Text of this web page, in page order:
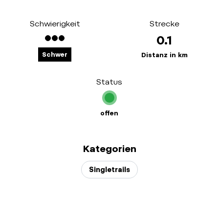
Schwierigkeit
Schwer
Strecke
0.1
Distanz in km
Status
offen
Kategorien
Singletrails